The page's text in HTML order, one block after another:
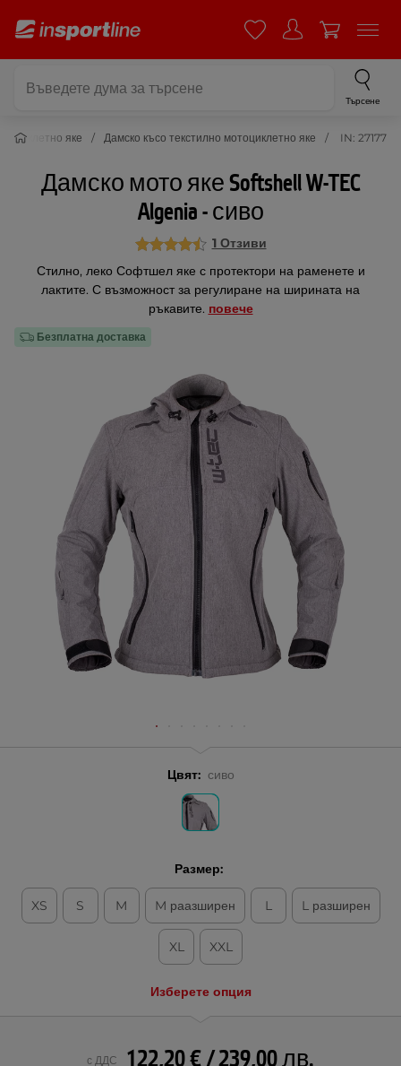
Търсене
яке Дамско късо текстилно мотоциклетно яке IN: 27177
Дамско мото яке Softshell W-TEC
Algenia - сиво
1 Отзиви
Стилно, леко Софтшел яке с протектори на раменете и
лактите. С възможност за регулиране на ширината на
ръкавите. повече
Безплатна доставка
Цвят: сиво
Размер:
XS S M M раазширен L L разширен
XL XXL
Изберете опция
122,20 € / 239,00 лв.
с ДДС